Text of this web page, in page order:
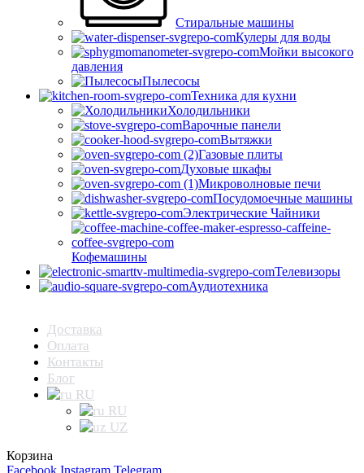
Стиральные машины
Кулеры для воды
Мойки высокого
давления
Пылесосы
Техника для кухни
Холодильники
Варочные панели
Вытяжки
Газовые плиты
Духовые шкафы
Микроволновые печи
Посудомоечные машины
Электрические Чайники
Кофемашины
Телевизоры
Аудиотехника
Доставка
Оплата
Контакты
Блог
RU
RU
UZ
Корзина